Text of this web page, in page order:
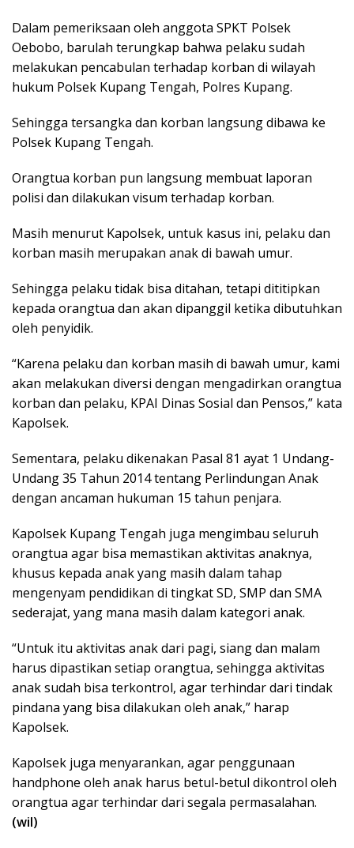
Dalam pemeriksaan oleh anggota SPKT Polsek
Oebobo, barulah terungkap bahwa pelaku sudah
melakukan pencabulan terhadap korban di wilayah
hukum Polsek Kupang Tengah, Polres Kupang.
Sehingga tersangka dan korban langsung dibawa ke
Polsek Kupang Tengah.
Orangtua korban pun langsung membuat laporan
polisi dan dilakukan visum terhadap korban.
Masih menurut Kapolsek, untuk kasus ini, pelaku dan
korban masih merupakan anak di bawah umur.
Sehingga pelaku tidak bisa ditahan, tetapi dititipkan
kepada orangtua dan akan dipanggil ketika dibutuhkan
oleh penyidik.
“Karena pelaku dan korban masih di bawah umur, kami
akan melakukan diversi dengan mengadirkan orangtua
korban dan pelaku, KPAI Dinas Sosial dan Pensos,” kata
Kapolsek.
Sementara, pelaku dikenakan Pasal 81 ayat 1 Undang-
Undang 35 Tahun 2014 tentang Perlindungan Anak
dengan ancaman hukuman 15 tahun penjara.
Kapolsek Kupang Tengah juga mengimbau seluruh
orangtua agar bisa memastikan aktivitas anaknya,
khusus kepada anak yang masih dalam tahap
mengenyam pendidikan di tingkat SD, SMP dan SMA
sederajat, yang mana masih dalam kategori anak.
“Untuk itu aktivitas anak dari pagi, siang dan malam
harus dipastikan setiap orangtua, sehingga aktivitas
anak sudah bisa terkontrol, agar terhindar dari tindak
pindana yang bisa dilakukan oleh anak,” harap
Kapolsek.
Kapolsek juga menyarankan, agar penggunaan
handphone oleh anak harus betul-betul dikontrol oleh
orangtua agar terhindar dari segala permasalahan.
(wil)